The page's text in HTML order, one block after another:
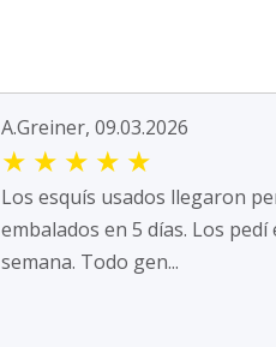
A.Greiner, 09.03.2026
★ ★ ★ ★ ★
Los esquís usados llegaron
embalados en 5 días. Los pedí
semana. Todo gen...